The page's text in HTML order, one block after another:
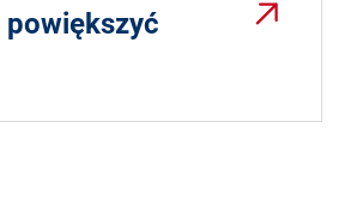
powiększyć